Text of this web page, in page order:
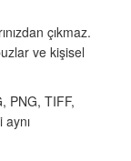
çıkmaz.
ve kişisel
PNG, TIFF,